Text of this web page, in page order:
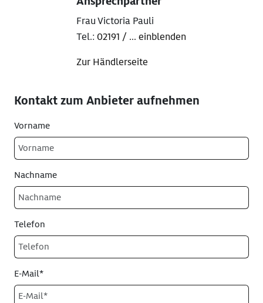
Frau Victoria Pauli
Tel.: 02191 / ... einblenden
Zur Händlerseite
Kontakt zum Anbieter aufnehmen
Vorname
Nachname
Telefon
E-Mail*